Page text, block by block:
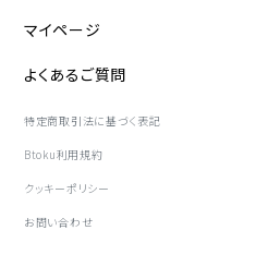
マイページ
よくあるご質問
特定商取引法に基づく表記
Btoku利用規約
クッキーポリシー
お問い合わせ